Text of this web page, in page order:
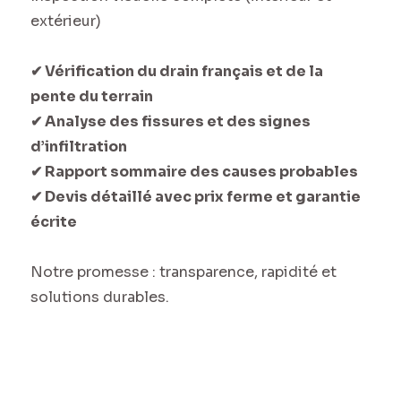
extérieur)
✔ Vérification du drain français et de la
pente du terrain
✔ Analyse des fissures et des signes
d’infiltration
✔ Rapport sommaire des causes probables
✔ Devis détaillé avec prix ferme et garantie
écrite
Notre promesse : transparence, rapidité et
solutions durables.